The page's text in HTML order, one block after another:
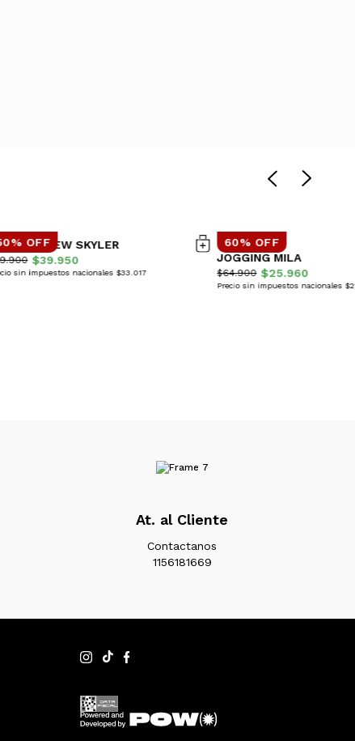
OFFNEW SKYLER
$39.950
sin impuestos nacionales $33.017
60% OFF
JOGGING MILA
$64.900 $25.960
Precio sin impuestos nacionales
At. al Cliente
Contactanos
1156181669